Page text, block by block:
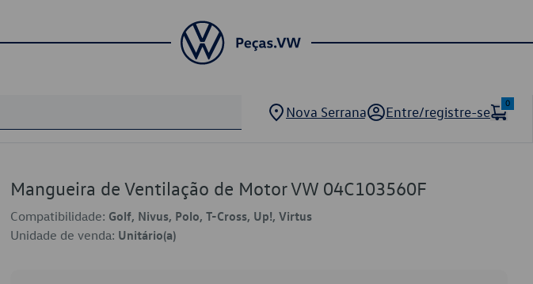
Nova Serrana Entre/registre-se
0
Mangueira de Ventilação de Motor VW 04C103560F
Compatibilidade: Golf, Nivus, Polo, T-Cross, Up!, Virtus
Unidade de venda: Unitário(a)